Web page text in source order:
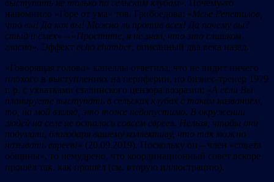
выступать не только по сельским клубам». Почему-то
напомнило «Горе от ума» тов. Грибоедова: «Мсье Репетилов,
что вы! Да как вы! Можно ль против всех! Да почему вы?
стыд и смех» – «Простите, я не знал, что это слишком
гласно». Эффект echo chamber, описанный два века назад.
«Говорящая голова» капеллы ответила, что не видит ничего
плохого в выступлениях на периферии, но бизнес-тренер 1979
г. р. с ухватками сталинского цензора возразил: «А если Вы
планируете выступать в сельских клубах с таким названием,
то, на мой взгляд, это тоже недопустимо. В окружении
людей на селе не осталось совсем евреев. Нельзя, чтобы они
подумали, благодаря вашему коллективу, что так можно
называть евреев!» (20.09.2019). Поскольку он – член «совета
общины», то немудрено, что координационный совет вскоре
прошёл так, как прошёл (см. вторую иллюстрацию).